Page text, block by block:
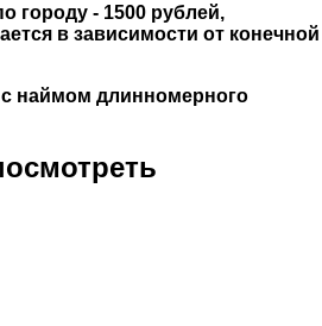
городу - 1500 рублей,
в зависимости от конечной
наймом длинномерного